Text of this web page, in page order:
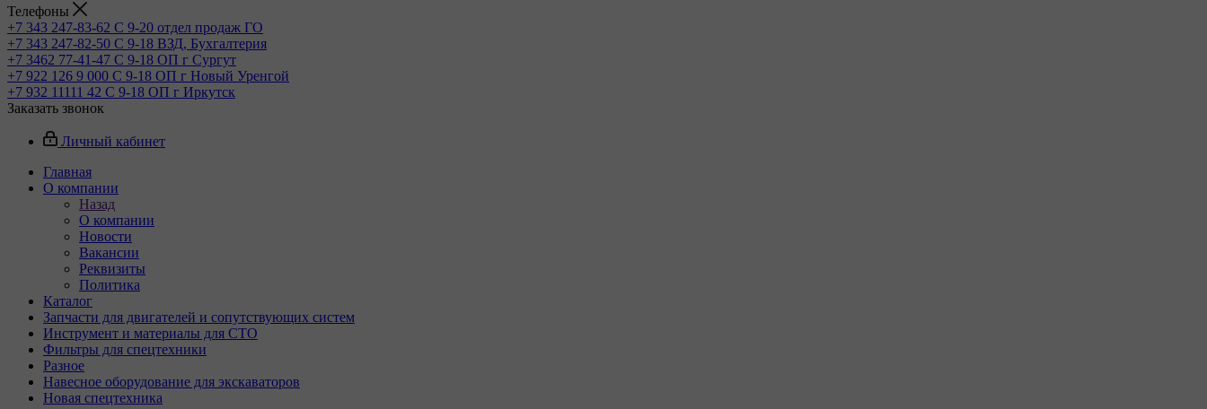
Телефоны
+7 343 247-83-62 С 9-20 отдел продаж ГО
+7 343 247-82-50 С 9-18 ВЗД, Бухгалтерия
+7 3462 77-41-47 С 9-18 ОП г Сургут
+7 922 126 9 000 С 9-18 ОП г Новый Уренгой
+7 932 11111 42 С 9-18 ОП г Иркутск
Заказать звонок
Личный кабинет
Главная
О компании
Назад
О компании
Новости
Вакансии
Реквизиты
Политика
Каталог
Запчасти для двигателей и сопутствующих систем
Инструмент и материалы для СТО
Фильтры для спецтехники
Разное
Навесное оборудование для экскаваторов
Новая спецтехника